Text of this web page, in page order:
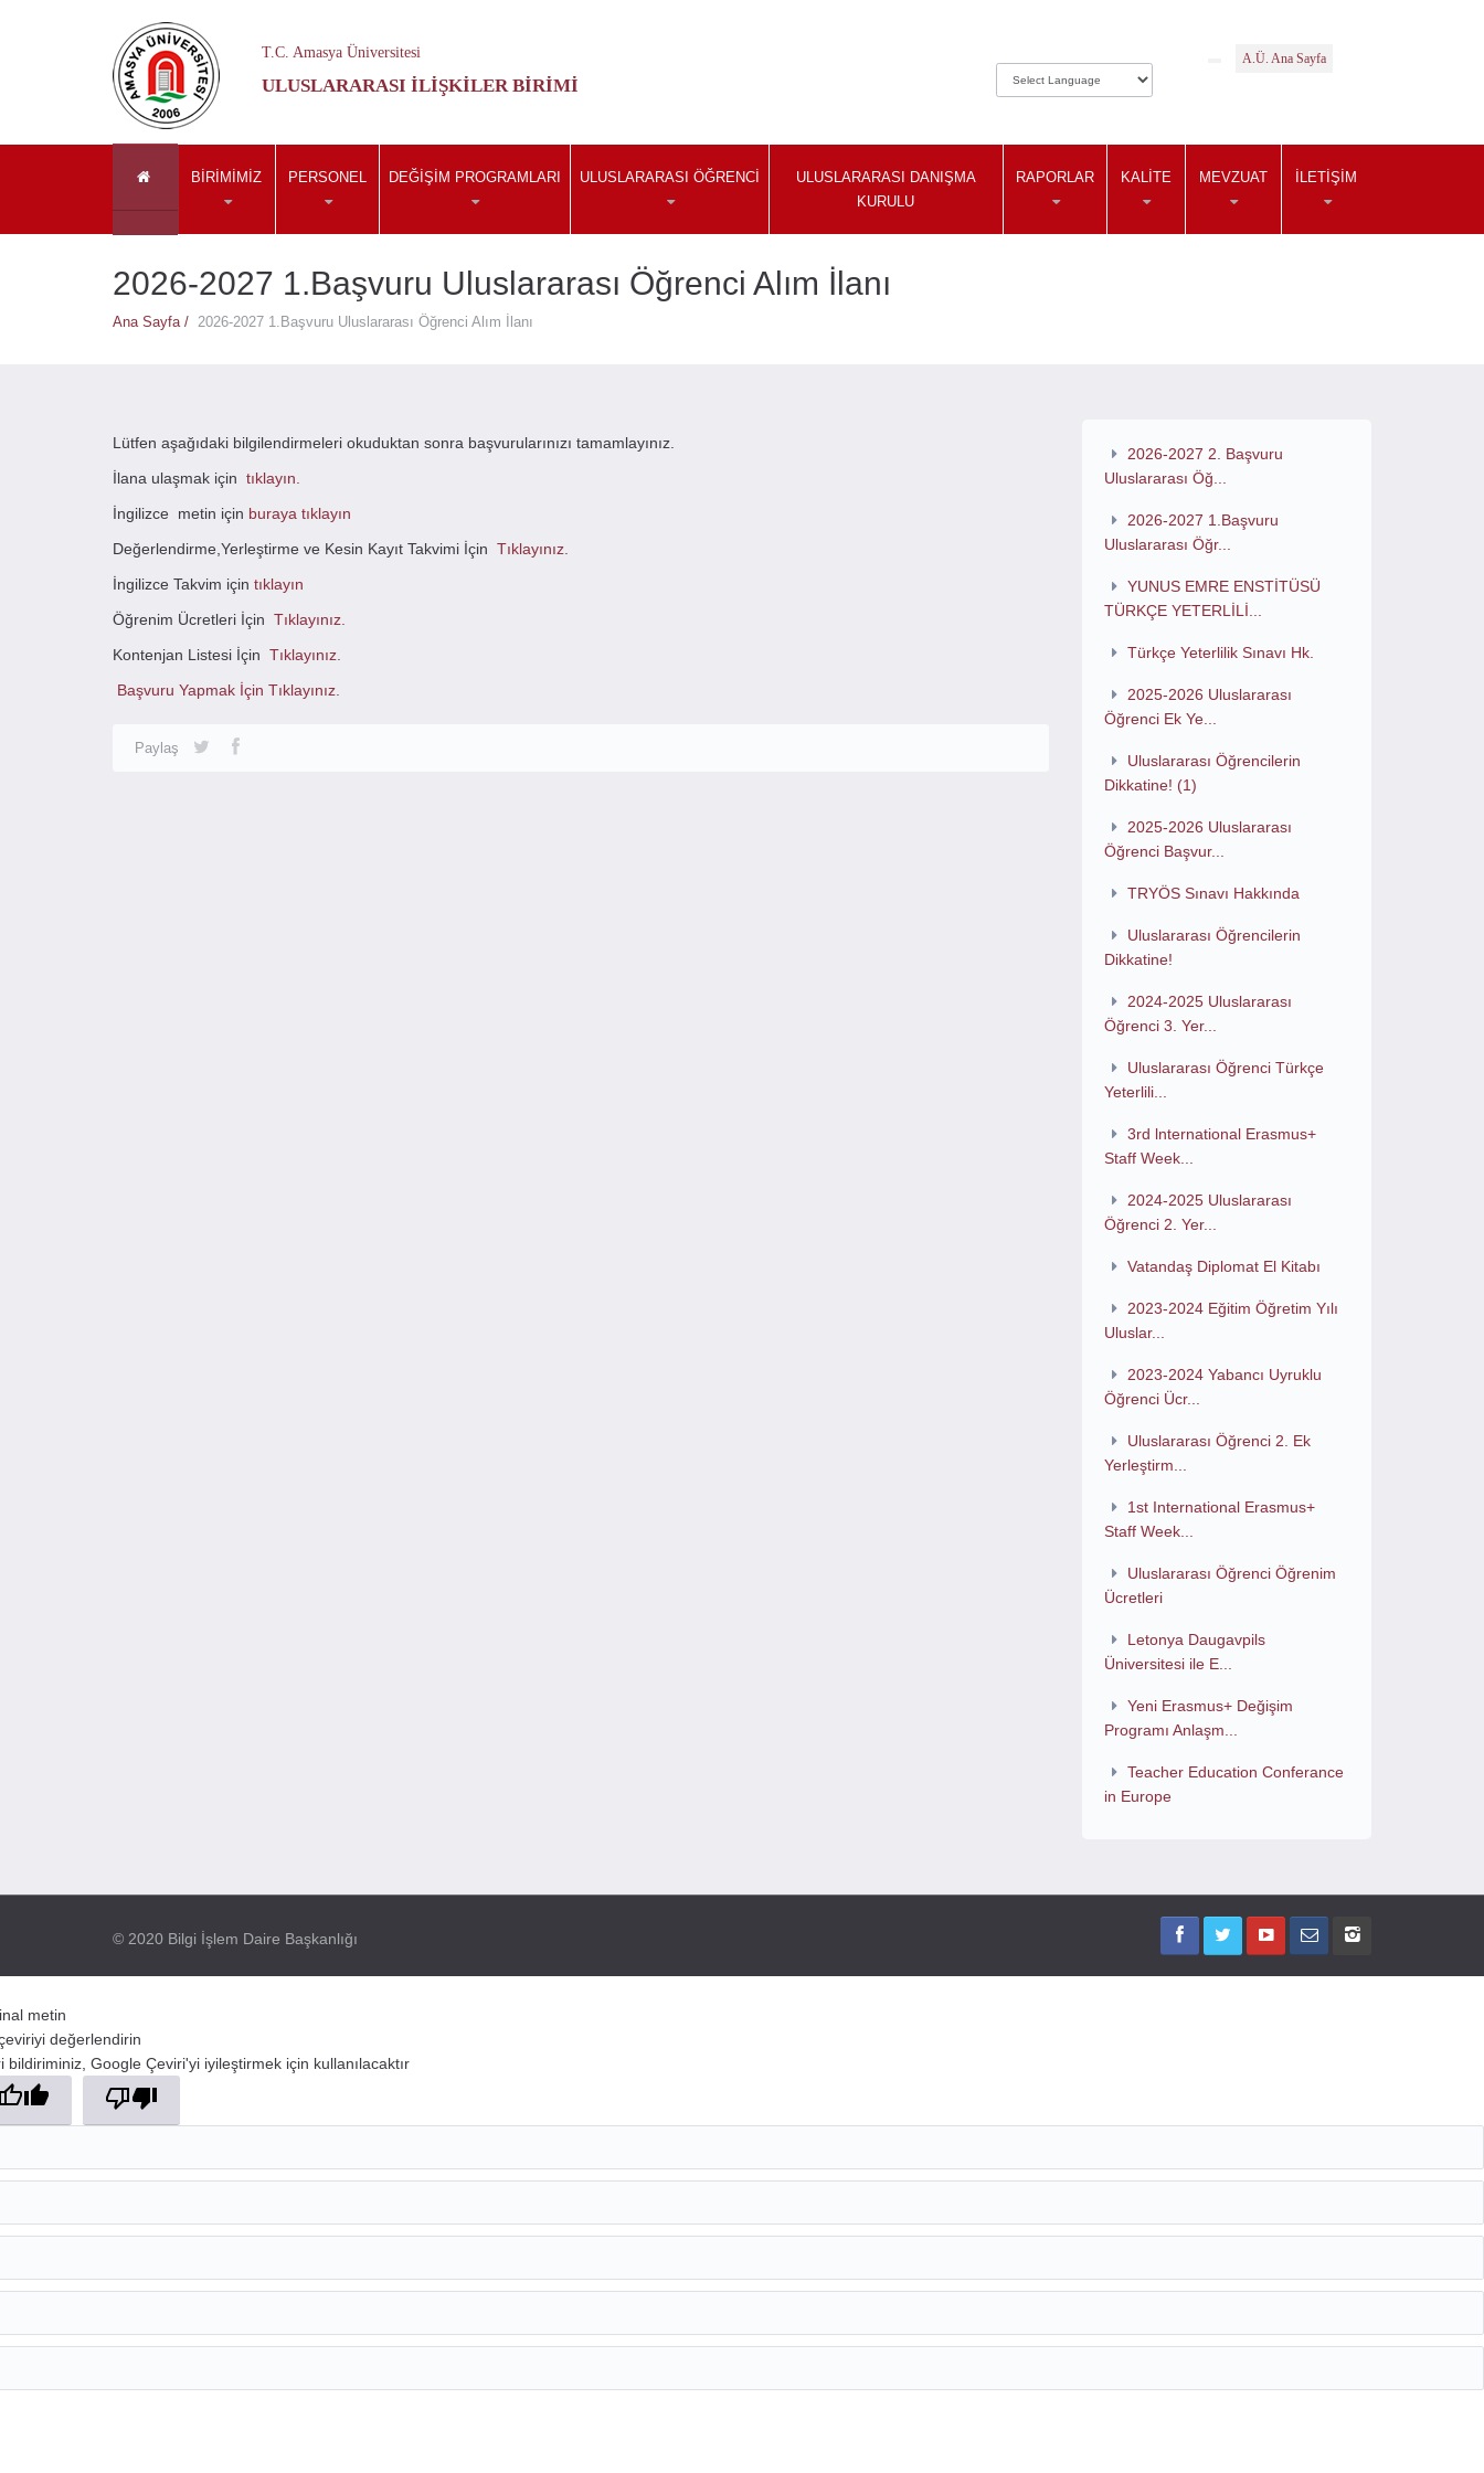
T.C. Amasya Üniversitesi
ULUSLARARASI İLIŞKILER BIRIMI
A.Ü. Ana Sayfa
BIRIMIMIZ PERSONEL DEĞIŞIM PROGRAMLARI ULUSLARARASI ÖĞRENCI
ULUSLARARASI DANIŞMA
KURULU
RAPORLAR KALITE MEVZUAT İLETIŞIM
2026-2027 1.Başvuru Uluslararası Öğrenci Alım İlanı
Ana Sayfa / 2026-2027 1.Başvuru Uluslararası Öğrenci Alım İlanı
Lütfen aşağıdaki bilgilendirmeleri okuduktan sonra başvurularınızı tamamlayınız.
İlana ulaşmak için tıklayın.
İngilizce metin için buraya tıklayın
Değerlendirme,Yerleştirme ve Kesin Kayıt Takvimi İçin Tıklayınız.
İngilizce Takvim için tıklayın
Öğrenim Ücretleri İçin Tıklayınız.
Kontenjan Listesi İçin Tıklayınız.
Başvuru Yapmak İçin Tıklayınız.
Paylaş
2026-2027 2. Başvuru
Uluslararası Öğ...
2026-2027 1.Başvuru
Uluslararası Öğr...
YUNUS EMRE ENSTİTÜSÜ
TÜRKÇE YETERLİLİ...
Türkçe Yeterlilik Sınavı Hk.
2025-2026 Uluslararası
Öğrenci Ek Ye...
Uluslararası Öğrencilerin
Dikkatine! (1)
2025-2026 Uluslararası
Öğrenci Başvur...
TRYÖS Sınavı Hakkında
Uluslararası Öğrencilerin
Dikkatine!
2024-2025 Uluslararası
Öğrenci 3. Yer...
Uluslararası Öğrenci Türkçe
Yeterlili...
3rd lnternational Erasmus+
Staff Week...
2024-2025 Uluslararası
Öğrenci 2. Yer...
Vatandaş Diplomat El Kitabı
2023-2024 Eğitim Öğretim Yılı
Uluslar...
2023-2024 Yabancı Uyruklu
Öğrenci Ücr...
Uluslararası Öğrenci 2. Ek
Yerleştirm...
1st International Erasmus+
Staff Week...
Uluslararası Öğrenci Öğrenim
Ücretleri
Letonya Daugavpils
Üniversitesi ile E...
Yeni Erasmus+ Değişim
Programı Anlaşm...
Teacher Education Conferance
in Europe
© 2020 Bilgi İşlem Daire Başkanlığı
metin
değerlendirin
bildiriminiz, Google Çeviri'yi iyileştirmek için kullanılacaktır